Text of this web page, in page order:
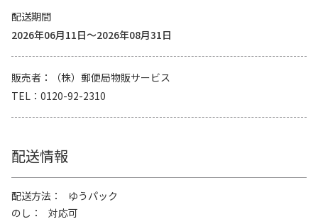
配送期間
2026年06月11日～2026年08月31日
販売者
（株）郵便局物販サービス
TEL
0120-92-2310
配送情報
配送方法
ゆうパック
のし
対応可